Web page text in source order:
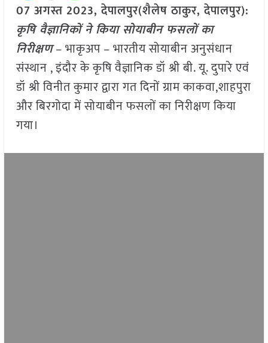
07 अगस्त 2023, देपालपुर(शैलेष ठाकुर, देपालपुर):
कृषि वैज्ञानिकों ने किया सोयाबीन फसलों का
निरीक्षण– भाकृअप – भारतीय सोयाबीन अनुसंधान
संस्थान , इंदौर के कृषि वैज्ञानिक डॉ श्री बी. यू. दुपारे एवं
डॉ श्री विनीत कुमार द्वारा गत दिनों ग्राम काकवा,शाहपुरा
और बिरगोदा में सोयाबीन फसलों का निरीक्षण किया
गया।